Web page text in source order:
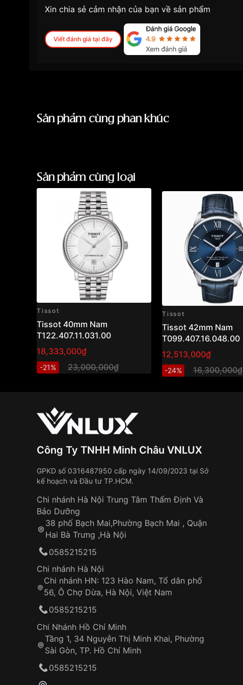
Xin chia sẻ cảm nhận của bạn về sản phẩm
Viết đánh giá tại đây
Sản phẩm cùng phân khúc
Sản phẩm cùng loại
Tissot
Tissot 40mm Nam
T122.407.11.031.00
18,333,000₫
-21% 23,000,000₫
Tissot
Tissot 42mm Nam
T099.407.16.048.00
12,513,000₫
-24% 16,300,000₫
Công Ty TNHH Minh Châu VNLUX
GPKD số 0316487950 cấp ngày 14/09/2023 tại Sở
kế hoạch và Đầu tư TP.HCM.
Chi nhánh Hà Nội Trung Tâm Thẩm Định Và
Bảo Dưỡng
38 phố Bạch Mai,Phường Bạch Mai , Quận
Hai Bà Trưng ,Hà Nội
0585215215
Chi nhánh Hà Nội
Chi nhánh HN: 123 Hào Nam, Tổ dân phố
56, Ô Chợ Dừa, Hà Nội, Việt Nam
0585215215
Chi Nhánh Hồ Chí Minh
Tầng 1, 34 Nguyễn Thị Minh Khai, Phường
Sài Gòn, TP. Hồ Chí Minh
0585215215